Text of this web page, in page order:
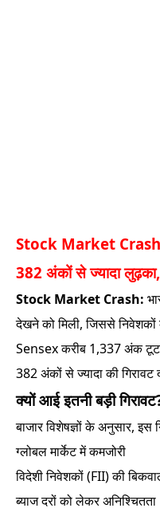
Stock Market
382 अंकों से ज्यादा
Stock Market Crash:
देखने को मिली, जिससे निवेशकों
Sensex करीब 1,337 अंक
382 अंकों से ज्यादा की गिरावट
क्यों आई इतनी बड़ी
बाजार विशेषज्ञों के अनुसार,
ग्लोबल मार्केट में कमजोरी
विदेशी निवेशकों (FII) की
ब्याज दरों को लेकर अनिश्चितता